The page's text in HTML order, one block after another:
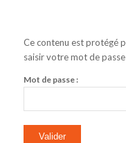
Ce contenu est protégé
saisir votre mot de
Mot de passe :